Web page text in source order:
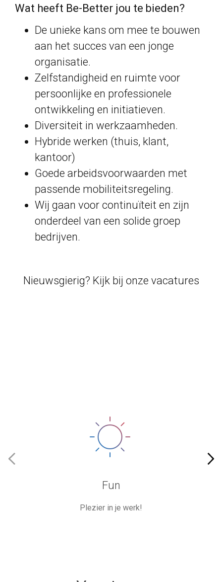
Wat heeft Be-Better jou te bieden?
De unieke kans om mee te bouwen
aan het succes van een jonge
organisatie.
Zelfstandigheid en ruimte voor
persoonlijke en professionele
ontwikkeling en initiatieven.
Diversiteit in werkzaamheden.
Hybride werken (thuis, klant,
kantoor)
Goede arbeidsvoorwaarden met
passende mobiliteitsregeling.
Wij gaan voor continuïteit en zijn
onderdeel van een solide groep
bedrijven.
Nieuwsgierig? Kijk bij onze vacatures
Fun
Plezier in je werk!